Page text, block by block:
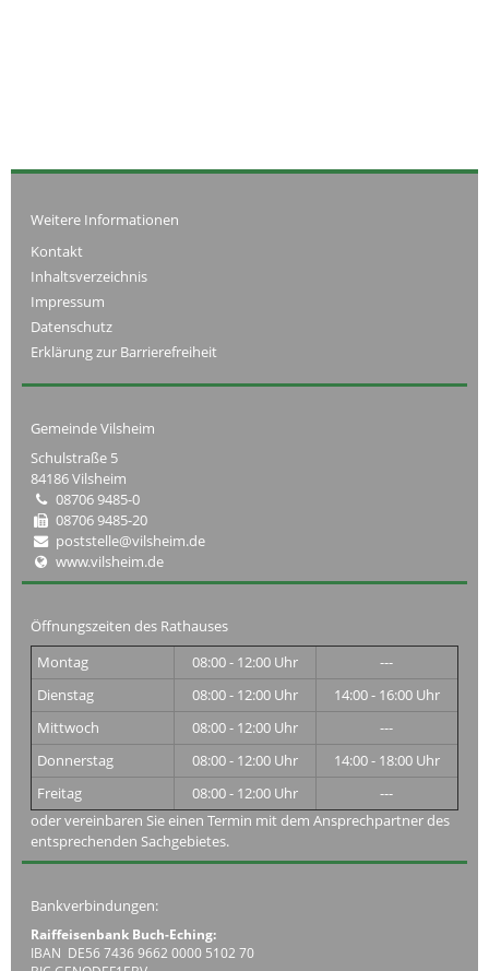
Weitere Informationen
Kontakt
Inhaltsverzeichnis
Impressum
Datenschutz
Erklärung zur Barrierefreiheit
Gemeinde Vilsheim
Schulstraße 5
84186 Vilsheim
08706 9485-0
08706 9485-20
poststelle@vilsheim.de
www.vilsheim.de
Öffnungszeiten des Rathauses
Montag
08:00 - 12:00 Uhr
---
Dienstag
08:00 - 12:00 Uhr
14:00 - 16:00 Uhr
Mittwoch
08:00 - 12:00 Uhr
---
Donnerstag
08:00 - 12:00 Uhr
14:00 - 18:00 Uhr
Freitag
08:00 - 12:00 Uhr
---
oder vereinbaren Sie einen Termin mit dem Ansprechpartner des
entsprechenden Sachgebietes.
Bankverbindungen:
Raiffeisenbank Buch-Eching:
IBAN DE56 7436 9662 0000 5102 70